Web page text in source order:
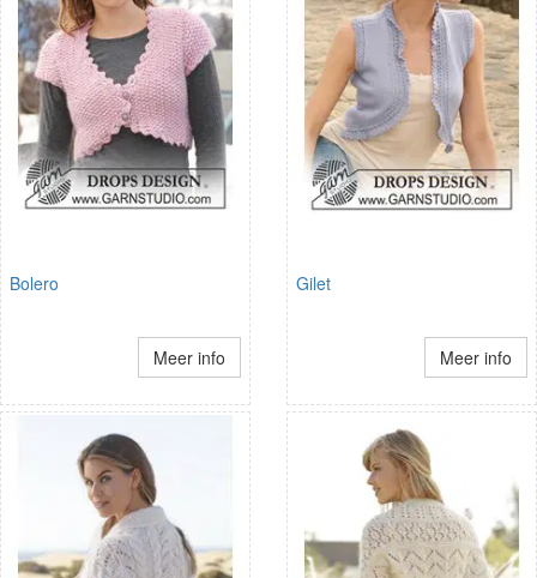
Bolero
Meer info
Gilet
Meer info